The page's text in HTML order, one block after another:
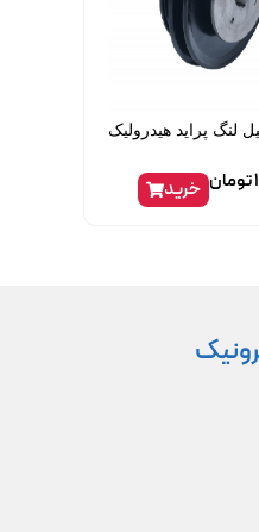
لنگ پراید هیدرولیک
تومان خرید